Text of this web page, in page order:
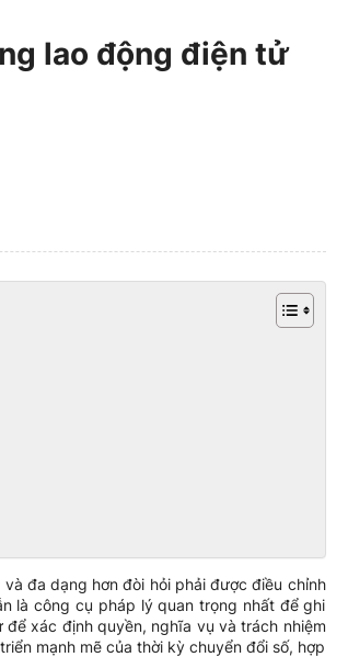
lao động điện tử
đa dạng hơn đòi hỏi phải được điều chỉnh
là công cụ pháp lý quan trọng nhất để ghi
xác định quyền, nghĩa vụ và trách nhiệm
mạnh mẽ của thời kỳ chuyển đổi số, hợp